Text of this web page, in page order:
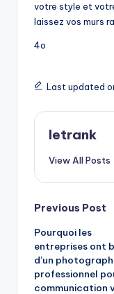
votre style et
laissez vos murs
4o
Last updated
letrank
View All Posts
Post
Previous Post
Pourquoi les
entreprises ont
d’un
professionnel
communication